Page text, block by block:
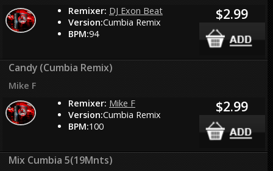
Remixer: DJ Exon Beat
Version:Cumbia Remix
BPM:94
$2.99
Candy (Cumbia Remix)
Mike F
Remixer: Mike F
Version:Cumbia Remix
BPM:100
$2.99
Mix Cumbia 5(19Mnts)